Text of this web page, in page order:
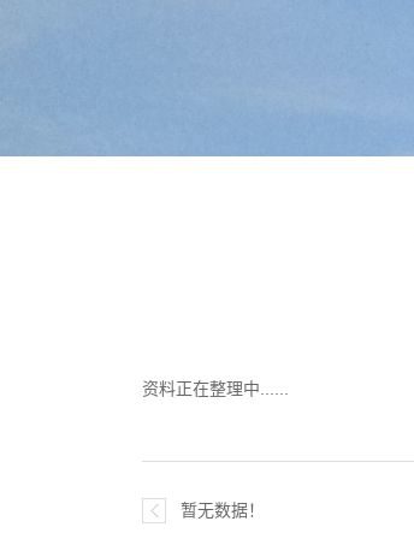
资料正在整理中......
暂无数据！